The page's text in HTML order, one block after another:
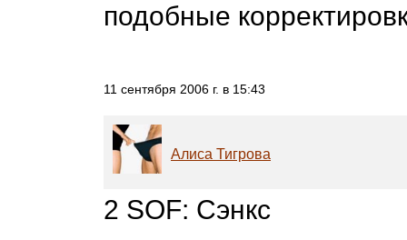
подобные
11 сентября 2006 г. в 15:43
Алиса Тигрова
2 SOF: Сэнкс